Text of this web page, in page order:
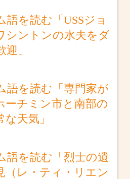
語を読む「USSジョ
シントンの水夫をダ
」
語を読む「専門家が
ーチミン市と南部の
天気」
語を読む「烈士の遺
（レ・ティ・リエン